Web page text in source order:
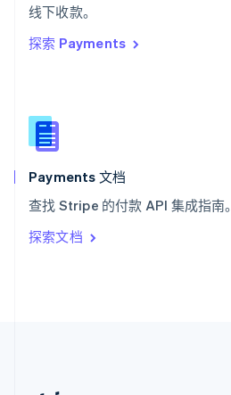
线下收款。
探索 Payments
Payments 文档
查找 Stripe 的付款 API 集成指南。
探索文档
希腊
English
西班牙
新西兰
English
匈牙利
English
ItalianoEnglish
印度
English